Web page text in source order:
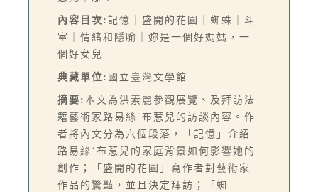
內容目次: 記憶｜盛開的花園｜蜘蛛｜斗
室｜情緒和隱喻｜妳是一個好媽媽，一
個好女兒
典藏單位: 國立臺灣文學館
摘要: 本文為洪素麗參觀展覽、及拜訪法
籍藝術家路易絲˙布惹兒的訪談內容。作
者將內文分為六個段落，「記憶」介紹
路易絲˙布惹兒的家庭背景如何影響她的
創作；「盛開的花園」寫作者對藝術家
作品的驚豔，並且決定拜訪；「蜘